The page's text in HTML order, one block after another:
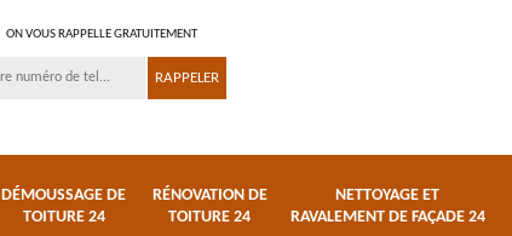
ON VOUS RAPPELLE GRATUITEMENT
DÉMOUSSAGE DE
TOITURE 24
RÉNOVATION DE
TOITURE 24
NETTOYAGE ET
RAVALEMENT DE FAÇADE 24